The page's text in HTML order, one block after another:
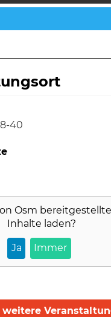
40
Osm
Inhalte laden?
Ja Immer
weitere